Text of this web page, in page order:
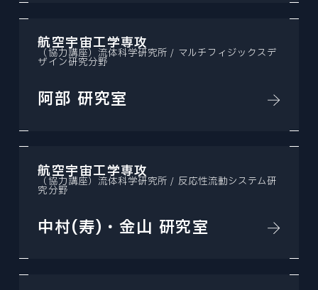
航空宇宙工学専攻
（協力講座）流体科学研究所 / マルチフィジックスデ
ザイン研究分野
阿部 研究室
航空宇宙工学専攻
（協力講座）流体科学研究所 / 反応性流動システム研
究分野
中村(寿)・金山 研究室